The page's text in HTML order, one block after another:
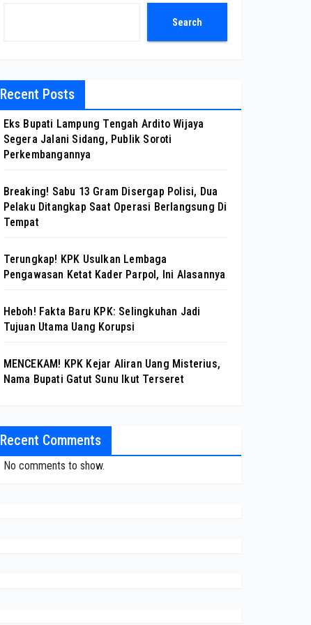
Search
Recent Posts
Eks Bupati Lampung Tengah Ardito Wijaya
Segera Jalani Sidang, Publik Soroti
Perkembangannya
Breaking! Sabu 13 Gram Disergap Polisi, Dua
Pelaku Ditangkap Saat Operasi Berlangsung Di
Tempat
Terungkap! KPK Usulkan Lembaga
Pengawasan Ketat Kader Parpol, Ini Alasannya
Heboh! Fakta Baru KPK: Selingkuhan Jadi
Tujuan Utama Uang Korupsi
MENCEKAM! KPK Kejar Aliran Uang Misterius,
Nama Bupati Gatut Sunu Ikut Terseret
Recent Comments
No comments to show.